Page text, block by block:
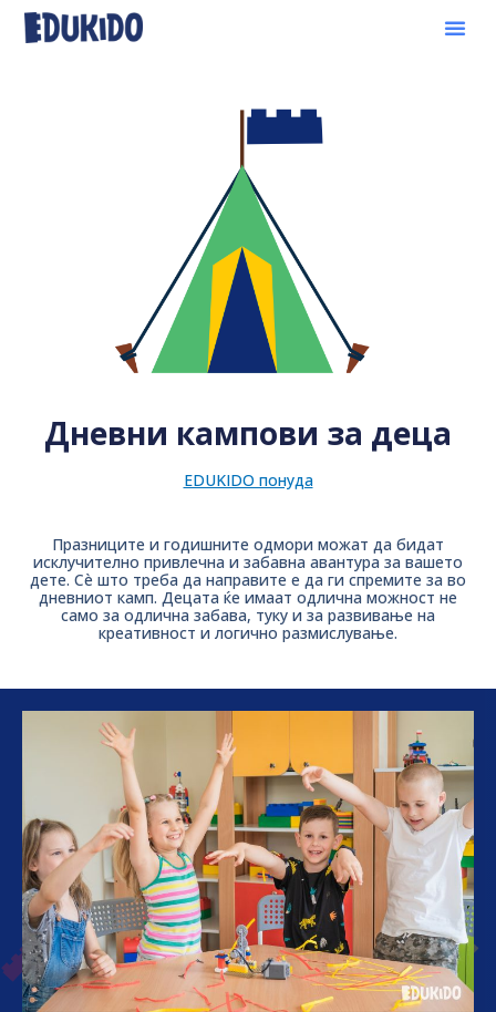
Дневни кампови за деца
EDUKIDO понуда
Празниците и годишните одмори можат да бидат
исклучително привлечна и забавна авантура за вашето
дете. Сè што треба да направите е да ги спремите за во
дневниот камп. Децата ќе имаат одлична можност не
само за одлична забава, туку и за развивање на
креативност и логично размислување.